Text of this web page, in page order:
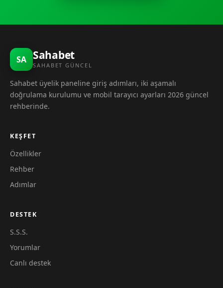
SA Sahabet
SAHABET GÜNCEL
Sahabet üyelik paneline giriş adımları, iki aşamalı
doğrulama kurulumu ve mobil tarayıcı ayarları 2026 güncel
rehberinde.
KEŞFET
Özellikler
Rehber
Adımlar
DESTEK
S.S.S.
Yorumlar
Canlı destek